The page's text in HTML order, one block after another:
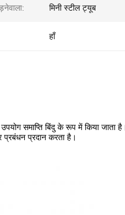
मिनी स्टील ट्यूब
हाँ
समाप्ति बिंदु के रूप में किया जाता
प्रबंधन प्रदान करता है।